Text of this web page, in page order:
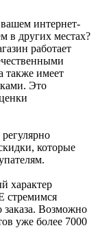
интернет-
в других местах?
работает
также имеет
Это
которые
характер
стремимся
заказа. Возможно
уже более 7000